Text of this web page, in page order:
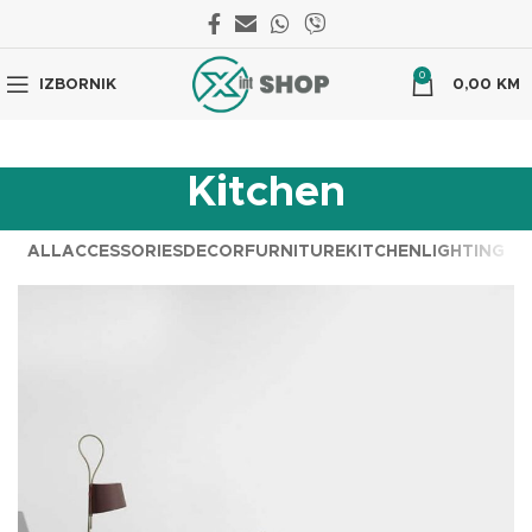
IZBORNIK
0
0,00 KM
Kitchen
ALLACCESSORIES DECOR FURNITURE KITCHEN LIGHTING